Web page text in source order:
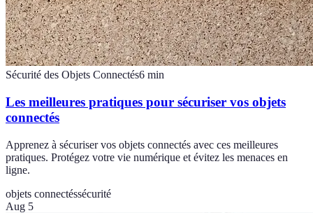
Sécurité des Objets Connectés6 min
Les meilleures pratiques pour sécuriser vos objets
connectés
Apprenez à sécuriser vos objets connectés avec ces meilleures
pratiques. Protégez votre vie numérique et évitez les menaces en
ligne.
objets connectéssécurité
Aug 5